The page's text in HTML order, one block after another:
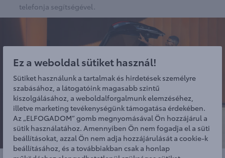
telefonja segítségével.
Ez a weboldal sütiket használ!
Sütiket használunk a tartalmak és hirdetések személyre
szabásához, a látogatóink magasabb szintű
kiszolgálásához, a weboldalforgalmunk elemzéséhez,
illetve marketing tevékenységünk támogatása érdekében.
Az „ELFOGADOM” gomb megnyomásával Ön hozzájárul a
sütik használatához. Amennyiben Ön nem fogadja el a süti
beállításokat, azzal Ön nem adja hozzájárulását a cookie-k
beállításához, és a továbbiakban csak a honlap